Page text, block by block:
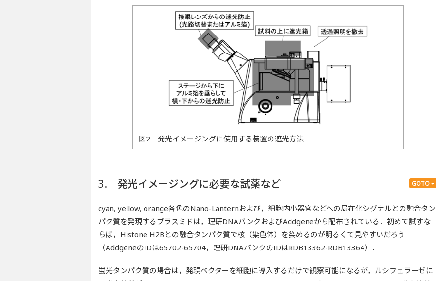
図2 発光イメージングに使用する装置の遮光方法
GOTO
3. 発光イメージングに必要な試薬など
cyan, yellow, orange各色のNano-Lanternおよび，細胞内小器官などへの局在化シグナルとの融合タン
パク質を発現するプラスミドは，理研DNAバンクおよびAddgeneから配布されている．初めて試すな
らば，Histone H2Bとの融合タンパク質で核（染色体）を染めるのが明るくて見やすいだろう
（AddgeneのIDは65702-65704，理研DNAバンクのIDはRDB13362-RDB13364）．
蛍光タンパク質の場合は，発現ベクターを細胞に導入するだけで観察可能になるが，ルシフェラーゼに